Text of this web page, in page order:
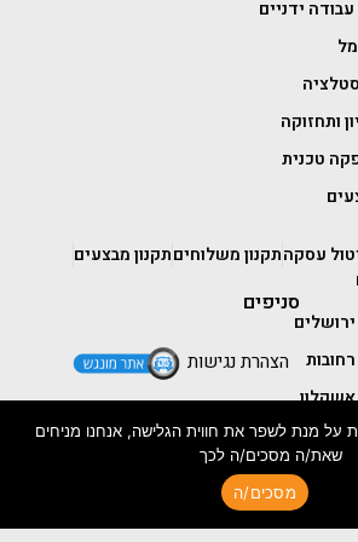
ידניים
ותחזוקה
טכנית
עסקהתקנון משלוחיםתקנון מבצעים
סניפים
ירושלים
רחובות
אשקלון
באר שבע
הצהרת נגישות
על מנת לשפר את חווית הגלישה, אנחנו מניחים
שאת/ה מסכים/ה לכך
מסכים/ה